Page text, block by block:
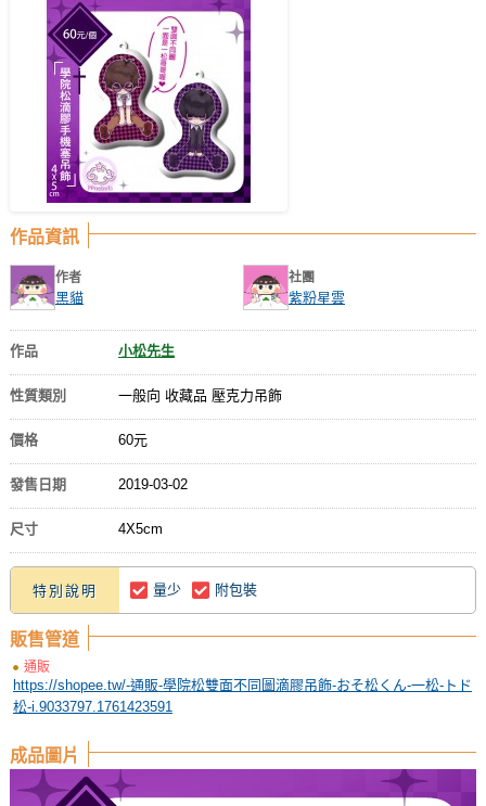
註冊會員
登入
作品資訊
作者
黑貓
社團
紫粉星雲
作品 小松先生
性質類別 一般向 收藏品 壓克力吊飾
價格 60元
發售日期 2019-03-02
尺寸 4X5cm
特別說明 量少 附包裝
販售管道
通販
https://shopee.tw/-通販-學院松雙面不同圖滴膠吊飾-おそ松くん-一松-トド
松-i.9033797.1761423591
成品圖片